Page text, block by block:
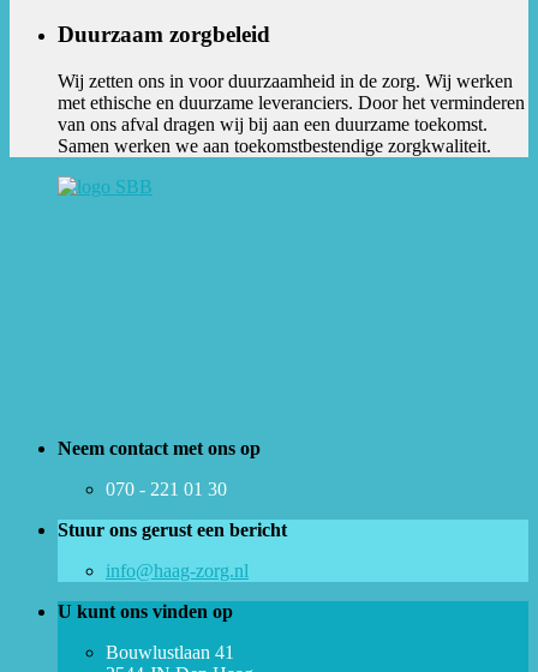
Duurzaam zorgbeleid
Wij zetten ons in voor duurzaamheid in de zorg. Wij werken
met ethische en duurzame leveranciers. Door het verminderen
van ons afval dragen wij bij aan een duurzame toekomst.
Samen werken we aan toekomstbestendige zorgkwaliteit.
Neem contact met ons op
070 - 221 01 30
Stuur ons gerust een bericht
info@haag-zorg.nl
U kunt ons vinden op
Bouwlustlaan 41